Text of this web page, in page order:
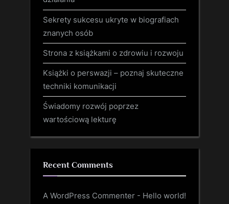
Sekrety sukcesu ukryte w biografiach
znanych osób
Strona z książkami o zdrowiu i rozwoju
Książki o perswazji – poznaj skuteczne
techniki komunikacji
Świadomy rozwój poprzez
wartościową lekturę
Recent Comments
A WordPress Commenter - Hello world!